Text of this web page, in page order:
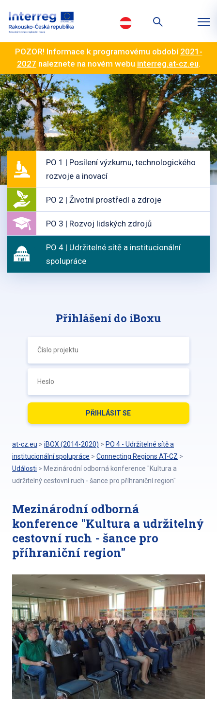
POZOR! Informace k programovému období 2021-
2027 naleznete na novém webu interreg.at-cz.eu.
PO 1 | Posílení výzkumu, technologického
rozvoje a inovací
PO 2 | Životní prostředí a zdroje
PO 3 | Rozvoj lidských zdrojů
PO 4 | Udržitelné sítě a institucionální
spolupráce
Přihlášení do iBoxu
at-cz.eu > iBOX (2014-2020) > PO 4 - Udržitelné sítě a
institucionální spolupráce > Connecting Regions AT-CZ >
Události > Mezinárodní odborná konference "Kultura a
udržitelný cestovní ruch - šance pro příhraniční region"
Mezinárodní odborná
konference "Kultura a udržitelný
cestovní ruch - šance pro
příhraniční region"